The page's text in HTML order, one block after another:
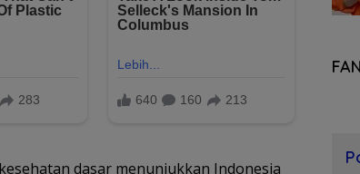
dasar menunjukkan Indonesia